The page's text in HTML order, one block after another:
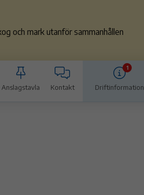
och mark utanför sammanhållen
Anslagstavla Kontakt
1
Driftinformation